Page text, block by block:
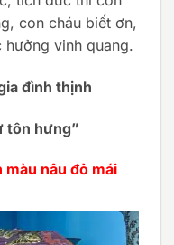
con cháu biết ơn,
hưởng vinh quang.
đình thịnh
tôn hưng”
màu nâu đỏ mái